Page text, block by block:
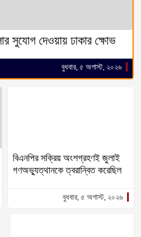
সুযোগ দেওয়ায় ঢাকার ক্ষোভ
বুধবার, ৫ অগাস্ট, ২০২৬
বিএনপির সক্রিয় অংশগ্রহণই জুলাই
গণঅভ্যুত্থানকে ত্বরান্বিত করেছিল
বুধবার, ৫ অগাস্ট, ২০২৬